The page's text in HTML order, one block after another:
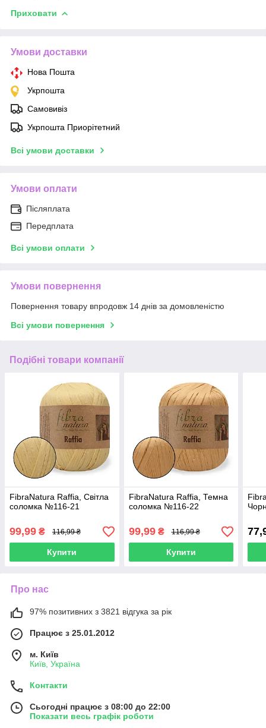
Приховати
Умови доставки
Нова Пошта
Укрпошта
Самовивіз
Укрпошта Приорітетний
Всі умови доставки
Умови оплати
Післяплата
Передплата
Всі умови оплати
Умови повернення
Повернення товару впродовж 14 днів за домовленістю
Всі умови повернення
Подібні товари компанії
FibraNatura Raffia, Світла
соломка №116-21
99,99 ₴ 116,99 ₴
Купити
FibraNatura Raffia, Темна
соломка №116-22
99,99₴ 116,99 ₴
Купити
Про нас
97% позитивних з 3821 відгука за рік
Працює з 25.01.2012
м. Київ
Київ, Україна
Контакти
Сьогодні працює з 08:00 до 22:00
Показати весь графік роботи